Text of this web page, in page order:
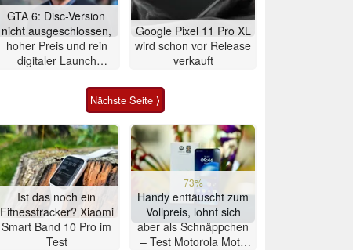
GTA 6: Disc-Version
nicht ausgeschlossen,
hoher Preis und rein
digitaler Launch
Google Pixel 11 Pro XL
wird schon vor Release
verkauft
Nächste Seite ⟩
Ist das noch ein
Fitnesstracker? Xiaomi
Smart Band 10 Pro im
Test
73%
Handy enttäuscht zum
Vollpreis, lohnt sich
aber als Schnäppchen
– Test Motorola Moto